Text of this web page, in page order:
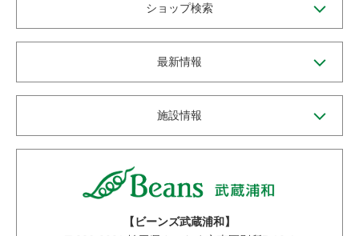
ショップ検索
最新情報
施設情報
【ビーンズ武蔵浦和】